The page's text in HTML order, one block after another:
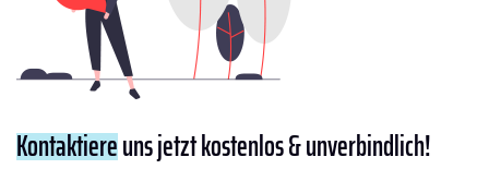
Kontaktiereuns jetzt kostenlos & unverbindlich!